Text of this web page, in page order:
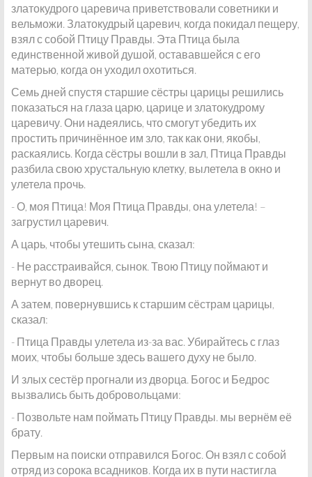
златокудрого царевича приветствовали советники и
вельможи. Златокудрый царевич, когда покидал пещеру,
взял с собой Птицу Правды. Эта Птица была
единственной живой душой, остававшейся с его
матерью, когда он уходил охотиться.
Семь дней спустя старшие сёстры царицы решились
показаться на глаза царю, царице и златокудрому
царевичу. Они надеялись, что смогут убедить их
простить причинённое им зло, так как они, якобы,
раскаялись. Когда сёстры вошли в зал, Птица Правды
разбила свою хрустальную клетку, вылетела в окно и
улетела прочь.
- О, моя Птица! Моя Птица Правды, она улетела! –
загрустил царевич.
А царь, чтобы утешить сына, сказал:
- Не расстраивайся, сынок. Твою Птицу поймают и
вернут во дворец.
А затем, повернувшись к старшим сёстрам царицы,
сказал:
- Птица Правды улетела из-за вас. Убирайтесь с глаз
моих, чтобы больше здесь вашего духу не было.
И злых сестёр прогнали из дворца. Богос и Бедрос
вызвались быть добровольцами:
- Позвольте нам поймать Птицу Правды. мы вернём её
брату.
Первым на поиски отправился Богос. Он взял с собой
отряд из сорока всадников. Когда их в пути настигла